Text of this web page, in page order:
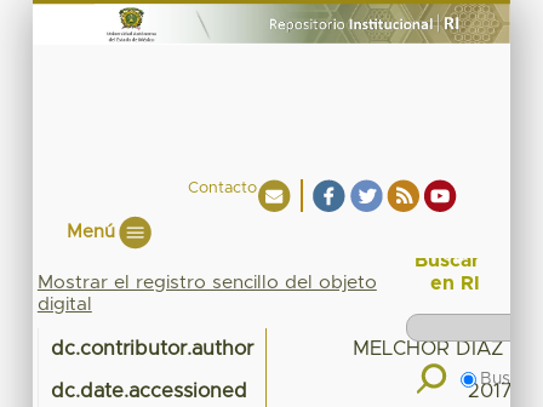
Contacto
Menú
Mostrar el registro sencillo del objeto
digital
dc.contributor.author MELCHOR DIAZ
dc.date.accessioned 2017-
Buscar
en RI
Buscar